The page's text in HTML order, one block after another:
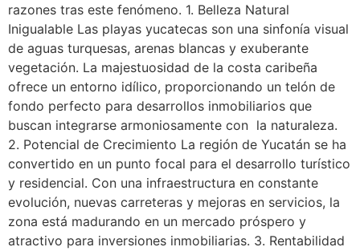
razones tras este fenómeno. 1. Belleza Natural
Inigualable Las playas yucatecas son una sinfonía visual
de aguas turquesas, arenas blancas y exuberante
vegetación. La majestuosidad de la costa caribeña
ofrece un entorno idílico, proporcionando un telón de
fondo perfecto para desarrollos inmobiliarios que
buscan integrarse armoniosamente con la naturaleza.
2. Potencial de Crecimiento La región de Yucatán se ha
convertido en un punto focal para el desarrollo turístico
y residencial. Con una infraestructura en constante
evolución, nuevas carreteras y mejoras en servicios, la
zona está madurando en un mercado próspero y
atractivo para inversiones inmobiliarias. 3. Rentabilidad